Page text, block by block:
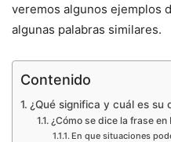
veremos algunos ejemplos
algunas palabras similares.
Contenido
¿Qué significa y cuál es su
¿Cómo se dice la frase en
En que situaciones